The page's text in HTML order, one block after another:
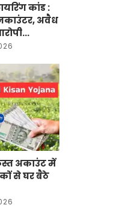
कांड :
अवैध
अकाउंट में
से घर बैठे